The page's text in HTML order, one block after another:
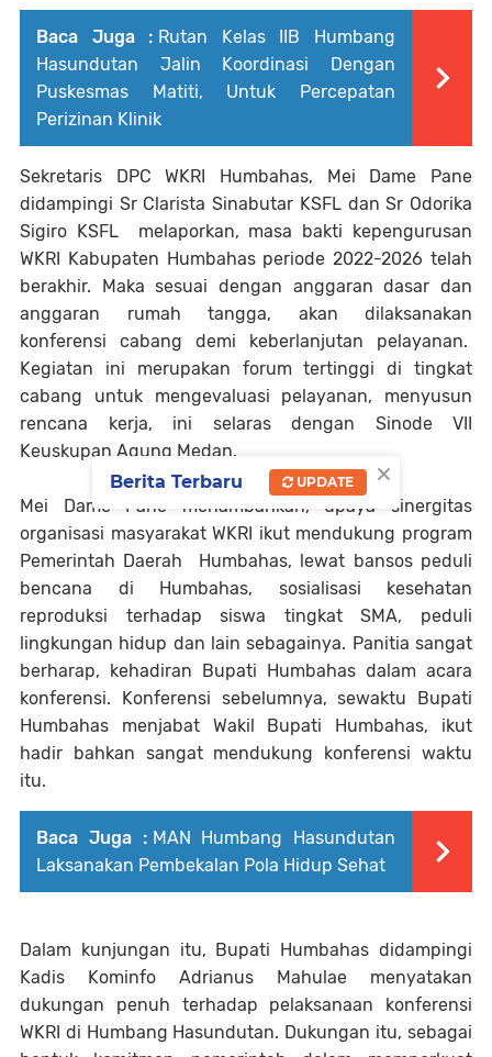
Baca Juga : Rutan Kelas IIB Humbang
Hasundutan Jalin Koordinasi Dengan
Puskesmas Matiti, Untuk Percepatan
Perizinan Klinik
Sekretaris DPC WKRI Humbahas, Mei Dame Pane
didampingi Sr Clarista Sinabutar KSFL dan Sr Odorika
Sigiro KSFL melaporkan, masa bakti kepengurusan
WKRI Kabupaten Humbahas periode 2022-2026 telah
berakhir. Maka sesuai dengan anggaran dasar dan
anggaran rumah tangga, akan dilaksanakan
konferensi cabang demi keberlanjutan pelayanan.
Kegiatan ini merupakan forum tertinggi di tingkat
cabang untuk mengevaluasi pelayanan, menyusun
rencana kerja, ini selaras dengan Sinode VII
Keuskupan Agung Medan.
Mei Dame Pane menambahkan, upaya sinergitas
organisasi masyarakat WKRI ikut mendukung program
Pemerintah Daerah Humbahas, lewat bansos peduli
bencana di Humbahas, sosialisasi kesehatan
reproduksi terhadap siswa tingkat SMA, peduli
lingkungan hidup dan lain sebagainya. Panitia sangat
berharap, kehadiran Bupati Humbahas dalam acara
konferensi. Konferensi sebelumnya, sewaktu Bupati
Humbahas menjabat Wakil Bupati Humbahas, ikut
hadir bahkan sangat mendukung konferensi waktu
itu.
Baca Juga : MAN Humbang Hasundutan
Laksanakan Pembekalan Pola Hidup Sehat
Dalam kunjungan itu, Bupati Humbahas didampingi
Kadis Kominfo Adrianus Mahulae menyatakan
dukungan penuh terhadap pelaksanaan konferensi
WKRI di Humbang Hasundutan. Dukungan itu, sebagai
×
Berita Terbaru UPDATE